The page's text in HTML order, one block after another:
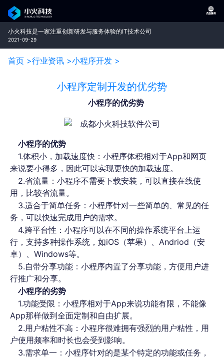
小火科技是一家注重创新研发与服务体验的IT技术公司
2021-09-29
首页 >行业资讯 >小程序开发 >
小程序定制开发的优劣势
小程序的优劣势
小程序的优势
1.体积小，加载速度快：小程序体积相对于App和网页
来说要小得多，因此可以实现更快的加载速度。
2.省流量：小程序不需要下载安装，可以直接在线使
用，比较省流量。
3.适合于简单任务：小程序针对一些简单的、常见的任
务，可以快速完成用户的需求。
4.跨平台性：小程序可以在不同的操作系统平台上运
行，支持多种操作系统，如iOS（苹果）、Andriod（安
卓）、Windows等。
5.自带分享功能：小程序内置了分享功能，方便用户进
行推广和分享。
小程序的劣势
1.功能受限：小程序相对于App来说功能有限，不能像
App那样做到全面定制和自由扩展。
2.用户粘性不高：小程序很难拥有强烈的用户粘性，用
户使用频率和时长也会受到影响。
3.需求单一：小程序针对的是某个特定的功能或任务，